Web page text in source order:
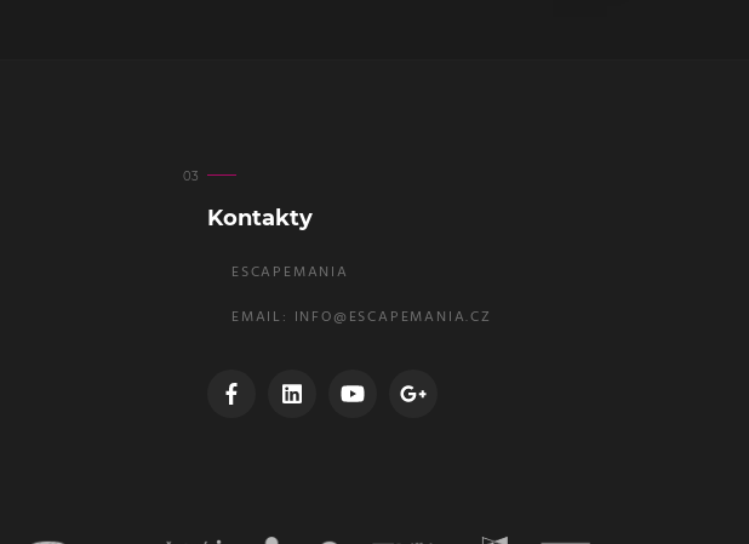
Kontakty
ESCAPEMANIA
EMAIL: INFO@ESCAPEMANIA.CZ